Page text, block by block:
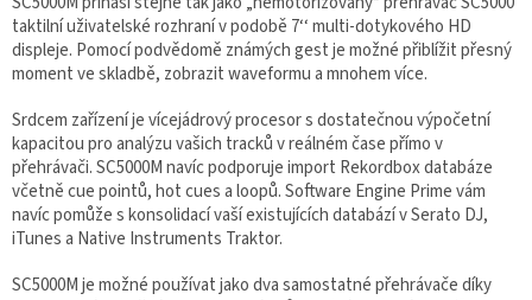
taktilní uživatelské rozhraní v podobě 7‘‘ multi-dotykového HD
displeje. Pomocí podvědomě známých gest je možné přiblížit přesný
moment ve skladbě, zobrazit waveformu a mnohem více.
Srdcem zařízení je vícejádrový procesor s dostatečnou výpočetní
kapacitou pro analýzu vašich tracků v reálném čase přímo v
přehrávači. SC5000M navíc podporuje import Rekordbox databáze
včetně cue pointů, hot cues a loopů. Software Engine Prime vám
navíc pomůže s konsolidací vaší existujících databází v Serato DJ,
iTunes a Native Instruments Traktor.
SC5000M je možné používat jako dva samostatné přehrávače díky